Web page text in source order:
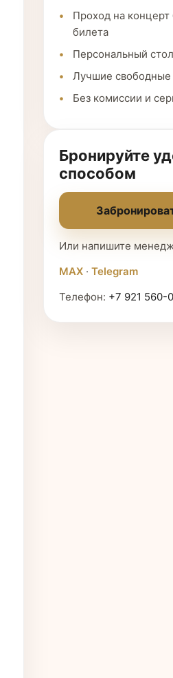
Проход на концерт
билета
Персональный
Лучшие свободные
Без комиссии и
Бронируйте
способом
Или напишите
MAX · Telegram
Телефон: +7 921 560-